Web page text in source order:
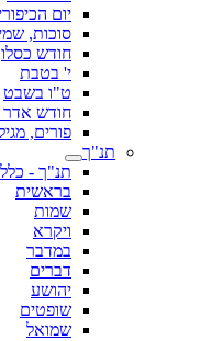
יום
סוכות,
חודש
י' בטבת
ט"ו בשבט
חודש אדר
פורים,
תנ"ך
תנ"ך -
בראשית
שמות
ויקרא
במדבר
דברים
יהושע
שופטים
שמואל